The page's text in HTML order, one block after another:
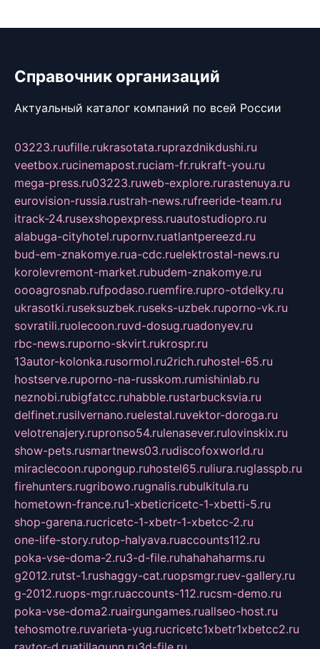
Справочник организаций
Актуальный каталог компаний по всей России
03223.ruufille.rukrasotata.ruprazdnikdushi.ru
veetbox.rucinemapost.ruciam-fr.rukraft-you.ru
mega-press.ru03223.ruweb-explore.rurastenuya.ru
eurovision-russia.rustrah-news.rufreeride-team.ru
itrack-24.rusexshopexpress.ruautostudiopro.ru
alabuga-cityhotel.rupornv.ruatlantpereezd.ru
bud-em-znakomye.rua-cdc.ruelektrostal-news.ru
korolevremont-market.rubudem-znakomye.ru
oooagrosnab.rufpodaso.ruemfire.rupro-otdelky.ru
ukrasotki.ruseksuzbek.ruseks-uzbek.ruporno-vk.ru
sovratili.ruolecoon.ruvd-dosug.ruadonyev.ru
rbc-news.ruporno-skvirt.rukrospr.ru
13autor-kolonka.rusormol.ru2rich.ruhostel-65.ru
hostserve.ruporno-na-russkom.rumishinlab.ru
neznobi.rubigfatcc.ruhabble.rustarbucksvia.ru
delfinet.rusilvernano.ruelestal.ruvektor-doroga.ru
velotrenajery.rupronso54.rulenasever.rulovinskix.ru
show-pets.rusmartnews03.rudiscofoxworld.ru
miraclecoon.rupongup.ruhostel65.ruliura.ruglasspb.ru
firehunters.rugribowo.rugnalis.rubulkitula.ru
hometown-france.ru1-xbeticricetc-1-xbetti-5.ru
shop-garena.rucricetc-1-xbetr-1-xbetcc-2.ru
one-life-story.rutop-halyava.ruaccounts112.ru
poka-vse-doma-2.ru3-d-file.ruhahahaharms.ru
g2012.rutst-1.rushaggy-cat.ruopsmgr.ruev-gallery.ru
g-2012.ruops-mgr.ruaccounts-112.rucsm-demo.ru
poka-vse-doma2.ruairgungames.ruallseo-host.ru
tehosmotre.ruvarieta-yug.rucricetc1xbetr1xbetcc2.ru